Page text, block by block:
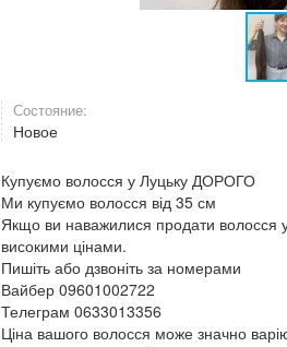
Состояние:
Новое
Купуємо волосся у Луцьку ДОРОГО
Ми купуємо волосся від 35 см
Якщо ви наважилися продати волосся
високими цінами.
Пишіть або дзвоніть за номерами
Вайбер 09601002722
Телеграм 0633013356
Ціна вашого волосся може значно